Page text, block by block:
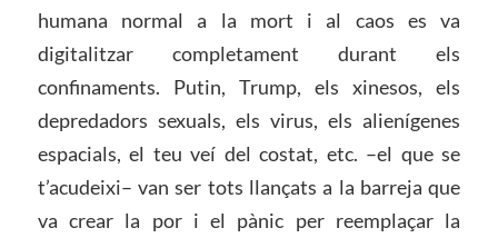
humana normal a la mort i al caos es va
digitalitzar completament durant els
confinaments. Putin, Trump, els xinesos, els
depredadors sexuals, els virus, els alienígenes
espacials, el teu veí del costat, etc. –el que se
t’acudeixi– van ser tots llançats a la barreja que
va crear la por i el pànic per reemplaçar la